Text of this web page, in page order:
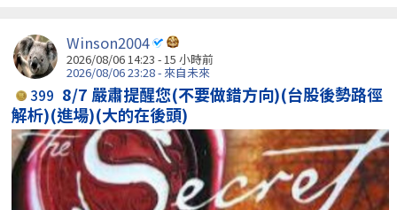
Winson2004
2026/08/06 14:23 -15 小時前
2026/08/06 23:28 - 來自未來
399 8/7 嚴肅提醒您(不要做錯方向)(台股後勢路徑
解析)(進場)(大的在後頭)